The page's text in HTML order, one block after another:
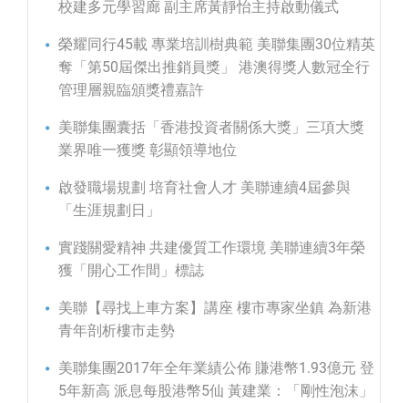
校建多元學習廊 副主席黃靜怡主持啟動儀式
榮耀同行45載 專業培訓樹典範 美聯集團30位精英
奪「第50屆傑出推銷員獎」 港澳得獎人數冠全行
管理層親臨頒獎禮嘉許
美聯集團囊括「香港投資者關係大獎」三項大獎
業界唯一獲獎 彰顯領導地位
啟發職場規劃 培育社會人才 美聯連續4屆參與
「生涯規劃日」
實踐關愛精神 共建優質工作環境 美聯連續3年榮
獲「開心工作間」標誌
美聯【尋找上車方案】講座 樓市專家坐鎮 為新港
青年剖析樓市走勢
美聯集團2017年全年業績公佈 賺港幣1.93億元 登
5年新高 派息每股港幣5仙 黃建業：「剛性泡沫」